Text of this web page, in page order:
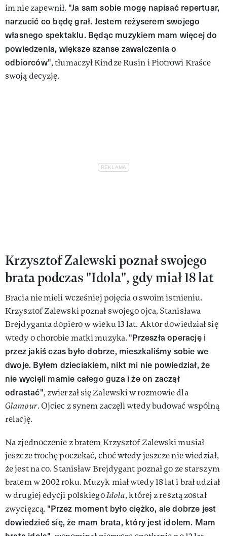
im nie zapewnił. "Ja sam sobie mogę napisać repertuar,
narzucić co będę grał. Jestem reżyserem swojego
własnego spektaklu. Będąc muzykiem mam więcej do
powiedzenia, większe szanse zawalczenia o
odbiorców", tłumaczył Kindze Rusin i Piotrowi Kraśce
swoją decyzję.
Krzysztof Zalewski poznał swojego
brata podczas "Idola", gdy miał 18 lat
Bracia nie mieli wcześniej pojęcia o swoim istnieniu.
Krzysztof Zalewski poznał swojego ojca, Stanisława
Brejdyganta dopiero w wieku 13 lat. Aktor dowiedział się
wtedy o chorobie matki muzyka. "Przeszła operację i
przez jakiś czas było dobrze, mieszkaliśmy sobie we
dwoje. Byłem dzieciakiem, nikt mi nie powiedział, że
nie wycięli mamie całego guza i że on zaczął
odrastać", zwierzał się Zalewski w rozmowie dla
Glamour. Ojciec z synem zaczęli wtedy budować wspólną
relację.
Na zjednoczenie z bratem Krzysztof Zalewski musiał
jeszcze trochę poczekać, choć wtedy jeszcze nie wiedział,
że jest na co. Stanisław Brejdygant poznał go ze starszym
bratem w 2002 roku. Muzyk miał wtedy 18 lat i brał udział
w drugiej edycji polskiegoIdola, której z resztą został
zwycięzcą. "Przez moment było ciężko, ale dobrze jest
dowiedzieć się, że mam brata, który jest idolem. Mam